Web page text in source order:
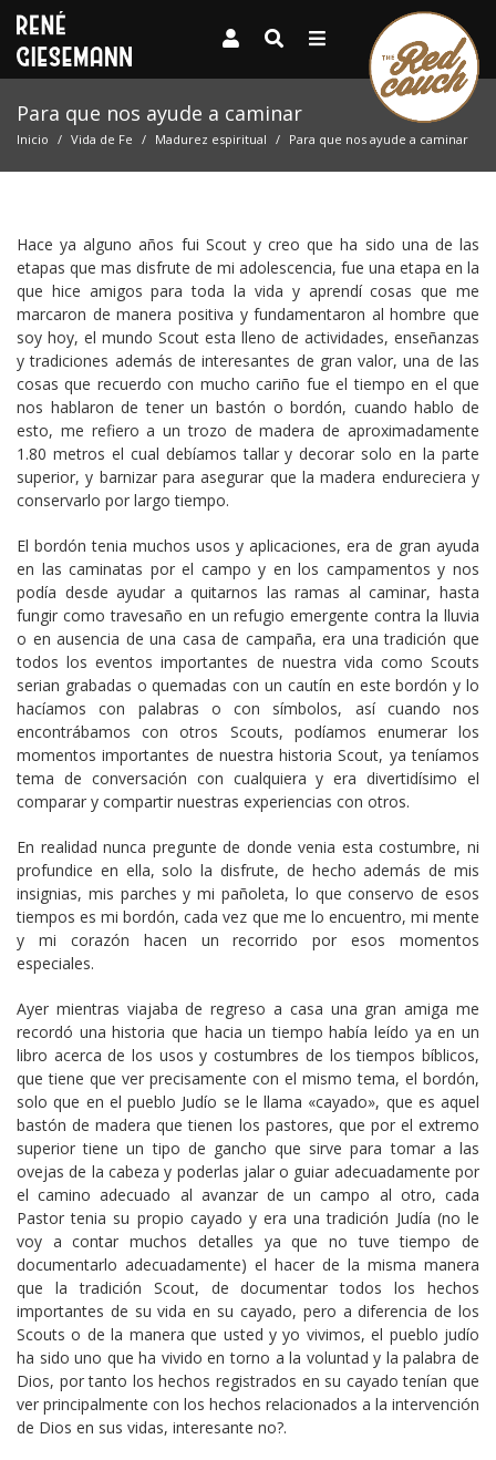
Para que nos ayude a caminar
Inicio Vida de Fe Madurez espiritual Para que nos ayude a caminar
Hace ya alguno años fui Scout y creo que ha sido una de las
etapas que mas disfrute de mi adolescencia, fue una etapa en la
que hice amigos para toda la vida y aprendí cosas que me
marcaron de manera positiva y fundamentaron al hombre que
soy hoy, el mundo Scout esta lleno de actividades, enseñanzas
y tradiciones además de interesantes de gran valor, una de las
cosas que recuerdo con mucho cariño fue el tiempo en el que
nos hablaron de tener un bastón o bordón, cuando hablo de
esto, me refiero a un trozo de madera de aproximadamente
1.80 metros el cual debíamos tallar y decorar solo en la parte
superior, y barnizar para asegurar que la madera endureciera y
conservarlo por largo tiempo.
El bordón tenia muchos usos y aplicaciones, era de gran ayuda
en las caminatas por el campo y en los campamentos y nos
podía desde ayudar a quitarnos las ramas al caminar, hasta
fungir como travesaño en un refugio emergente contra la lluvia
o en ausencia de una casa de campaña, era una tradición que
todos los eventos importantes de nuestra vida como Scouts
serian grabadas o quemadas con un cautín en este bordón y lo
hacíamos con palabras o con símbolos, así cuando nos
encontrábamos con otros Scouts, podíamos enumerar los
momentos importantes de nuestra historia Scout, ya teníamos
tema de conversación con cualquiera y era divertidísimo el
comparar y compartir nuestras experiencias con otros.
En realidad nunca pregunte de donde venia esta costumbre, ni
profundice en ella, solo la disfrute, de hecho además de mis
insignias, mis parches y mi pañoleta, lo que conservo de esos
tiempos es mi bordón, cada vez que me lo encuentro, mi mente
y mi corazón hacen un recorrido por esos momentos
especiales.
Ayer mientras viajaba de regreso a casa una gran amiga me
recordó una historia que hacia un tiempo había leído ya en un
libro acerca de los usos y costumbres de los tiempos bíblicos,
que tiene que ver precisamente con el mismo tema, el bordón,
solo que en el pueblo Judío se le llama «cayado», que es aquel
bastón de madera que tienen los pastores, que por el extremo
superior tiene un tipo de gancho que sirve para tomar a las
ovejas de la cabeza y poderlas jalar o guiar adecuadamente por
el camino adecuado al avanzar de un campo al otro, cada
Pastor tenia su propio cayado y era una tradición Judía (no le
voy a contar muchos detalles ya que no tuve tiempo de
documentarlo adecuadamente) el hacer de la misma manera
que la tradición Scout, de documentar todos los hechos
importantes de su vida en su cayado, pero a diferencia de los
Scouts o de la manera que usted y yo vivimos, el pueblo judío
ha sido uno que ha vivido en torno a la voluntad y la palabra de
Dios, por tanto los hechos registrados en su cayado tenían que
ver principalmente con los hechos relacionados a la intervención
de Dios en sus vidas, interesante no?.